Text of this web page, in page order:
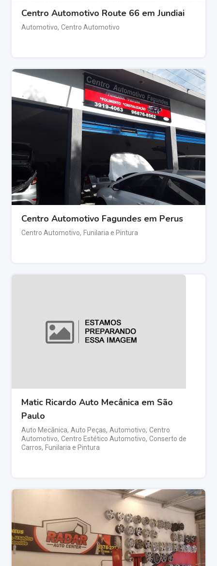
Centro Automotivo Route 66 em Jundiai
Automotivo, Centro Automotivo
Centro Automotivo Fagundes em Perus
Centro Automotivo, Funilaria e Pintura
Matic Ricardo Auto Mecânica em São
Paulo
Auto Mecânica, Auto Peças, Automotivo, Centro
Automotivo, Centro Estético Automotivo, Conserto de
Carros, Funilaria e Pintura